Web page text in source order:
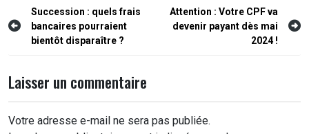
Navigation
de
Succession : quels frais
bancaires pourraient
bientôt disparaître ?
Attention : Votre CPF va
devenir payant dès mai
2024 !
Laisser un commentaire
Votre adresse e-mail ne sera pas publiée.